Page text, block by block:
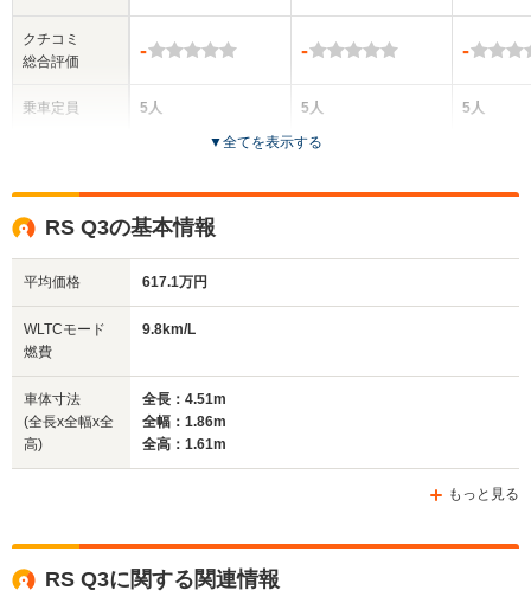
クチコミ
総合評価
乗車定員
サイズ
(全長x全幅x全高)
WLTCモード
-
5人
全高
1.56m
1.86m
9.8km/L
└市街地:7.2km/L
-
5人
5ドア
-
5人
▼全てを表示する
RS Q3の基本情報
平均価格 617.1万円
WLTCモード
燃費
9.8km/L
車体寸法
(全長x全幅x全
高)
全長：4.51m
全幅：1.86m
全高：1.61m
もっと見る
RS Q3に関する関連情報